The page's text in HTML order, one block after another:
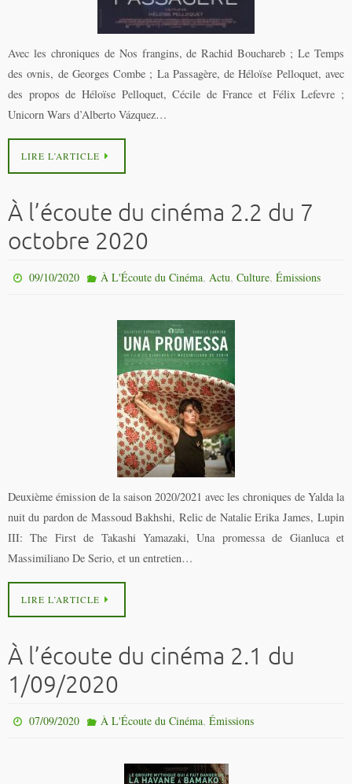
Avec les chroniques de Nos frangins, de Rachid Bouchareb ; Le Temps
des ovnis, de Georges Combe ; La Passagère, de Héloïse Pelloquet, avec
des propos de Héloïse Pelloquet, Cécile de France et Félix Lefevre ;
Unicorn Wars d’Alberto Vázquez…
LIRE L’ARTICLE
À l’écoute du cinéma 2.2 du 7
octobre 2020
09/10/2020 À L'Écoute du Cinéma, Actu, Culture, Émissions
Deuxième émission de la saison 2020/2021 avec les chroniques de Yalda la
nuit du pardon de Massoud Bakhshi, Relic de Natalie Erika James, Lupin
III: The First de Takashi Yamazaki, Una promessa de Gianluca et
Massimiliano De Serio, et un entretien…
LIRE L’ARTICLE
À l’écoute du cinéma 2.1 du
1/09/2020
07/09/2020 À L'Écoute du Cinéma, Émissions